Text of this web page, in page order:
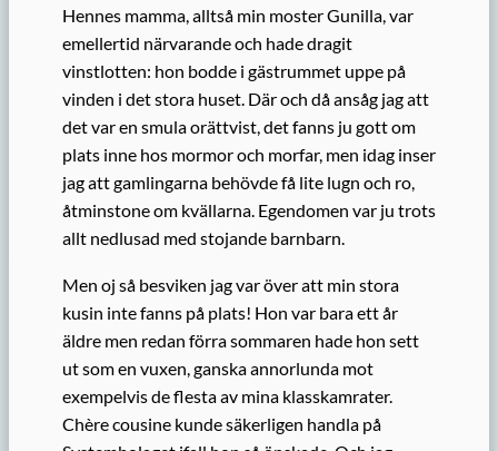
Hennes mamma, alltså min moster Gunilla, var
emellertid närvarande och hade dragit
vinstlotten: hon bodde i gästrummet uppe på
vinden i det stora huset. Där och då ansåg jag att
det var en smula orättvist, det fanns ju gott om
plats inne hos mormor och morfar, men idag inser
jag att gamlingarna behövde få lite lugn och ro,
åtminstone om kvällarna. Egendomen var ju trots
allt nedlusad med stojande barnbarn.
Men oj så besviken jag var över att min stora
kusin inte fanns på plats! Hon var bara ett år
äldre men redan förra sommaren hade hon sett
ut som en vuxen, ganska annorlunda mot
exempelvis de flesta av mina klasskamrater.
Chère cousine kunde säkerligen handla på